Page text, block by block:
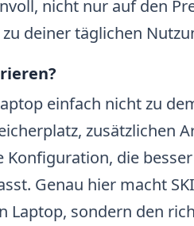
nicht nur auf den
deiner täglichen
einfach nicht zu
zusätzlichen
Konfiguration, die
Genau hier macht
Laptop, sondern den